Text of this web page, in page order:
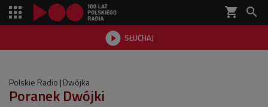
shopping_cart 
 SŁUCHAJ

Polskie Radio Dwójka
Poranek Dwójki